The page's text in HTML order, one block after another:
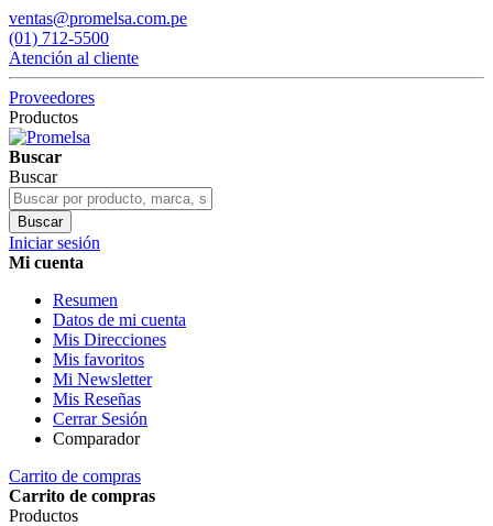
ventas@promelsa.com.pe
(01) 712-5500
Atención al cliente
Proveedores
Productos
Buscar
Buscar
Buscar
Iniciar sesión
Mi cuenta
Resumen
Datos de mi cuenta
Mis Direcciones
Mis favoritos
Mi Newsletter
Mis Reseñas
Cerrar Sesión
Comparador
Carrito de compras
Carrito de compras
Productos